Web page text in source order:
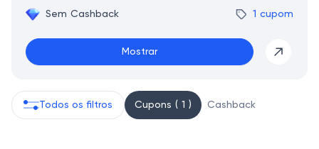
Sem Cashback 1 cupom
Mostrar
Todos os filtros Cupons ( 1 ) Cashback